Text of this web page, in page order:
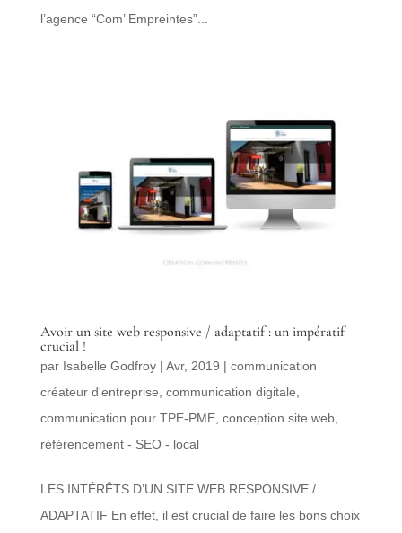
l’agence “Com’ Empreintes”...
Avoir un site web responsive / adaptatif : un impératif
crucial !
par Isabelle Godfroy| Avr, 2019 | communication
créateur d'entreprise, communication digitale,
communication pour TPE-PME, conception site web,
référencement - SEO - local
LES INTÉRÊTS D’UN SITE WEB RESPONSIVE /
ADAPTATIF En effet, il est crucial de faire les bons choix